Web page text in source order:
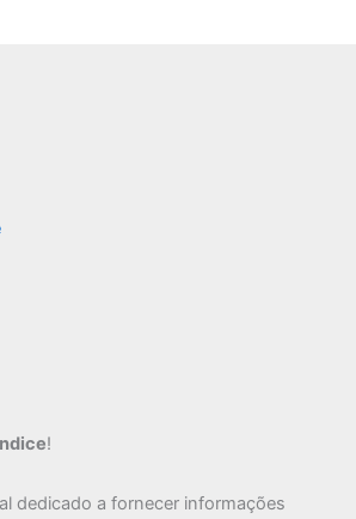
!
dedicado a fornecer informações